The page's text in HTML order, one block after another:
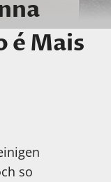
é Mais
so